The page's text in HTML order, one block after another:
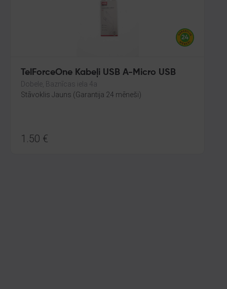
TelForceOne Kabeļi USB A-Micro USB
Dobele, Baznīcas iela 4a
Stāvoklis Jauns (Garantija 24 mēneši)
1.50 €